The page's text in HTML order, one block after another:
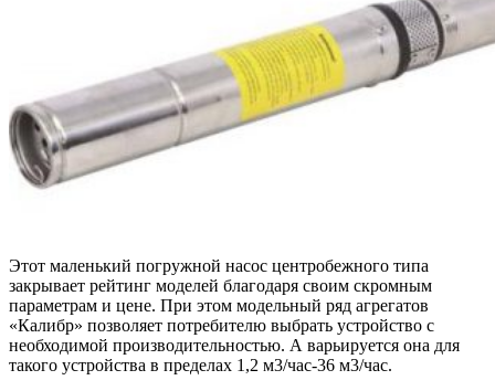
Этот маленький погружной насос центробежного типа
закрывает рейтинг моделей благодаря своим скромным
параметрам и цене. При этом модельный ряд агрегатов
«Калибр» позволяет потребителю выбрать устройство с
необходимой производительностью. А варьируется она для
такого устройства в пределах 1,2 м3/час-36 м3/час.